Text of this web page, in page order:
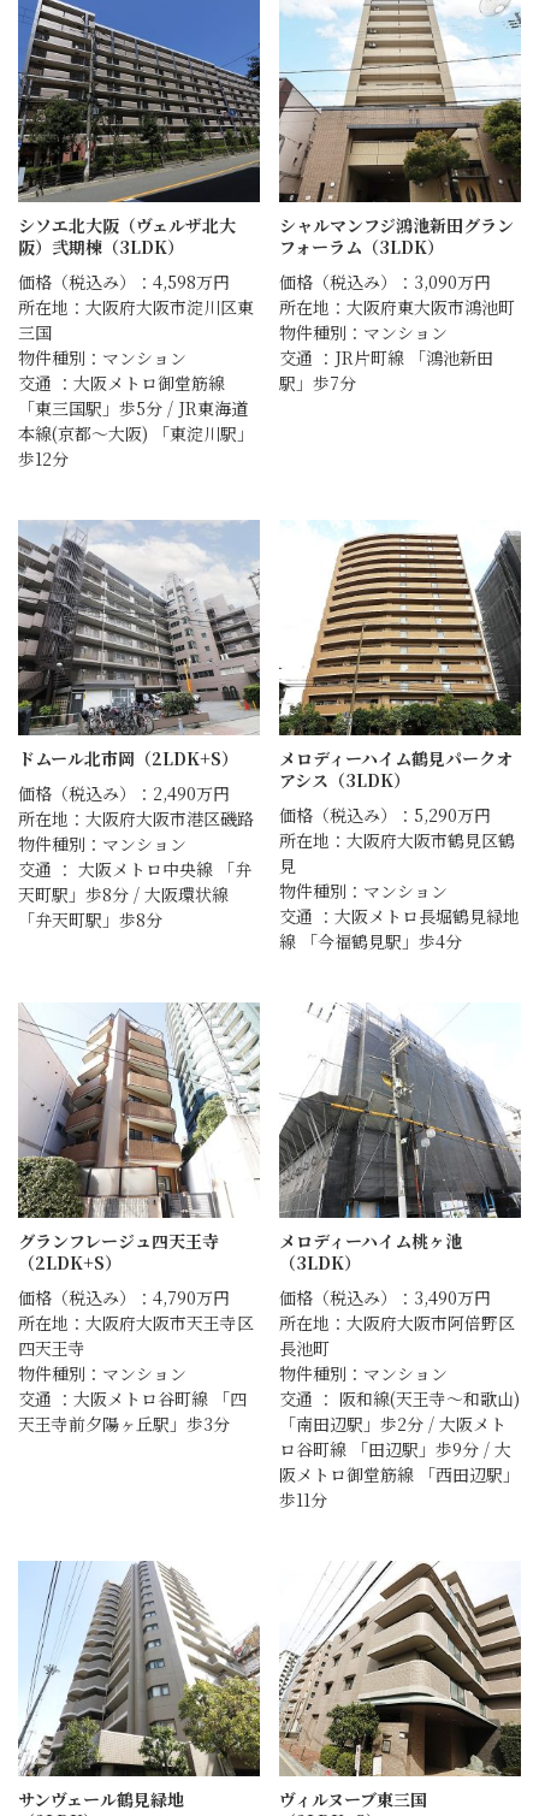
シソエ北大阪（ヴェルザ北大
阪）弐期棟（3LDK）
価格（税込み）：4,598万円
所在地：大阪府大阪市淀川区東
三国
物件種別：マンション
交通 ：大阪メトロ御堂筋線
「東三国駅」歩5分 / JR東海道
本線(京都～大阪) 「東淀川駅」
歩12分
シャルマンフジ鴻池新田グラン
フォーラム（3LDK）
価格（税込み）：3,090万円
所在地：大阪府東大阪市鴻池町
物件種別：マンション
交通 ：JR片町線 「鴻池新田
駅」歩7分
ドムール北市岡（2LDK+S）
価格（税込み）：2,490万円
所在地：大阪府大阪市港区磯路
物件種別：マンション
交通 ： 大阪メトロ中央線 「弁
天町駅」歩8分 / 大阪環状線
「弁天町駅」歩8分
メロディーハイム鶴見パークオ
アシス（3LDK）
価格（税込み）：5,290万円
所在地：大阪府大阪市鶴見区鶴
見
物件種別：マンション
交通 ：大阪メトロ長堀鶴見緑地
線 「今福鶴見駅」歩4分
グランフレージュ四天王寺
（2LDK+S）
価格（税込み）：4,790万円
所在地：大阪府大阪市天王寺区
四天王寺
物件種別：マンション
交通 ：大阪メトロ谷町線 「四
天王寺前夕陽ヶ丘駅」歩3分
メロディーハイム桃ヶ池
（3LDK）
価格（税込み）：3,490万円
所在地：大阪府大阪市阿倍野区
長池町
物件種別：マンション
交通 ： 阪和線(天王寺～和歌山)
「南田辺駅」歩2分 / 大阪メト
ロ谷町線 「田辺駅」歩9分 / 大
阪メトロ御堂筋線 「西田辺駅」
歩11分
サンヴェール鶴見緑地
ヴィルヌーブ東三国